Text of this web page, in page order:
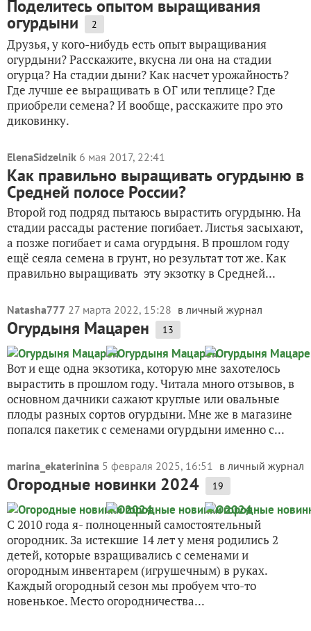
Поделитесь опытом выращивания
огурдыни 2
Друзья, у кого-нибудь есть опыт выращивания
огурдыни? Расскажите, вкусна ли она на стадии
огурца? На стадии дыни? Как насчет урожайность?
Где лучше ее выращивать в ОГ или теплице? Где
приобрели семена? И вообще, расскажите про это
диковинку.
ElenaSidzelnik 6 мая 2017, 22:41
Как правильно выращивать огурдыню в
Средней полосе России?
Второй год подряд пытаюсь вырастить огурдыню. На
стадии рассады растение погибает. Листья засыхают,
а позже погибает и сама огурдыня. В прошлом году
ещё сеяла семена в грунт, но результат тот же. Как
правильно выращивать эту экзотку в Средней...
Natasha777 27 марта 2022, 15:28 в личный журнал
Огурдыня Мацарен 13
Вот и еще одна экзотика, которую мне захотелось
вырастить в прошлом году. Читала много отзывов, в
основном дачники сажают круглые или овальные
плоды разных сортов огурдыни. Мне же в магазине
попался пакетик с семенами огурдыни именно с...
marina_ekaterinina 5 февраля 2025, 16:51 в личный журнал
Огородные новинки 2024 19
С 2010 года я- полноценный самостоятельный
огородник. За истекшие 14 лет у меня родились 2
детей, которые взращивались с семенами и
огородным инвентарем (игрушечным) в руках.
Каждый огородный сезон мы пробуем что-то
новенькое. Место огородничества...